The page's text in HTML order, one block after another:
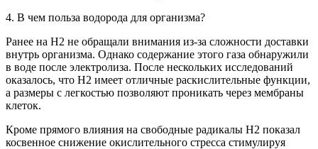
4. В чем польза водорода для организма?
Ранее на Н2 не обращали внимания из-за сложности доставки
внутрь организма. Однако содержание этого газа обнаружили
в воде после электролиза. После нескольких исследований
оказалось, что Н2 имеет отличные раскислительные функции,
а размеры с легкостью позволяют проникать через мембраны
клеток.
Кроме прямого влияния на свободные радикалы Н2 показал
косвенное снижение окислительного стресса стимулируя